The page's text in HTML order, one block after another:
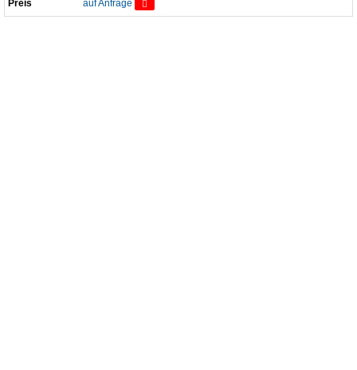
Preis auf Anfrage